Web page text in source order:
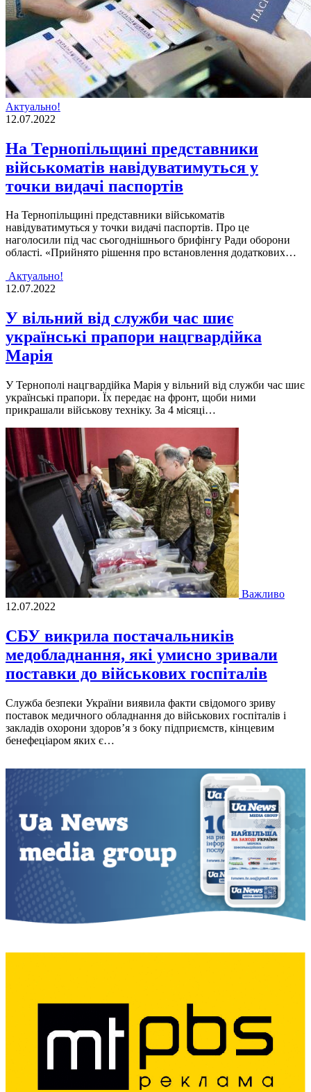
Актуально!
12.07.2022
На Тернопільщині представники
військоматів навідуватимуться у
точки видачі паспортів
На Тернопільщині представники військоматів
навідуватимуться у точки видачі паспортів. Про це
наголосили пiд час сьогоднiшнього брифiнгу Ради оборони
областi. «Прийнято рiшення про встановлення додаткових…
Актуально!
12.07.2022
У вільний від служби час шиє
українські прапори нацгвардійка
Марія
У Тернополі нацгвардійка Марія у вільний від служби час шиє
українські прапори. Їх передає на фронт, щоби ними
прикрашали військову техніку. За 4 місяці…
Важливо
12.07.2022
СБУ викрила постачальників
медобладнання, які умисно зривали
поставки до військових госпіталів
Служба безпеки України виявила факти свідомого зриву
поставок медичного обладнання до військових госпіталів і
закладів охорони здоров’я з боку підприємств, кінцевим
бенефеціаром яких є…